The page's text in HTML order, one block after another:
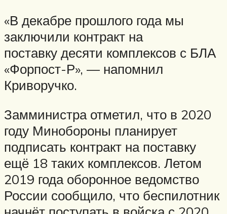
«В декабре прошлого года мы
заключили контракт на
поставку десяти комплексов с БЛА
«Форпост-Р», — напомнил
Криворучко.
Замминистра отметил, что в 2020
году Минобороны планирует
подписать контракт на поставку
ещё 18 таких комплексов. Летом
2019 года оборонное ведомство
России сообщило, что беспилотник